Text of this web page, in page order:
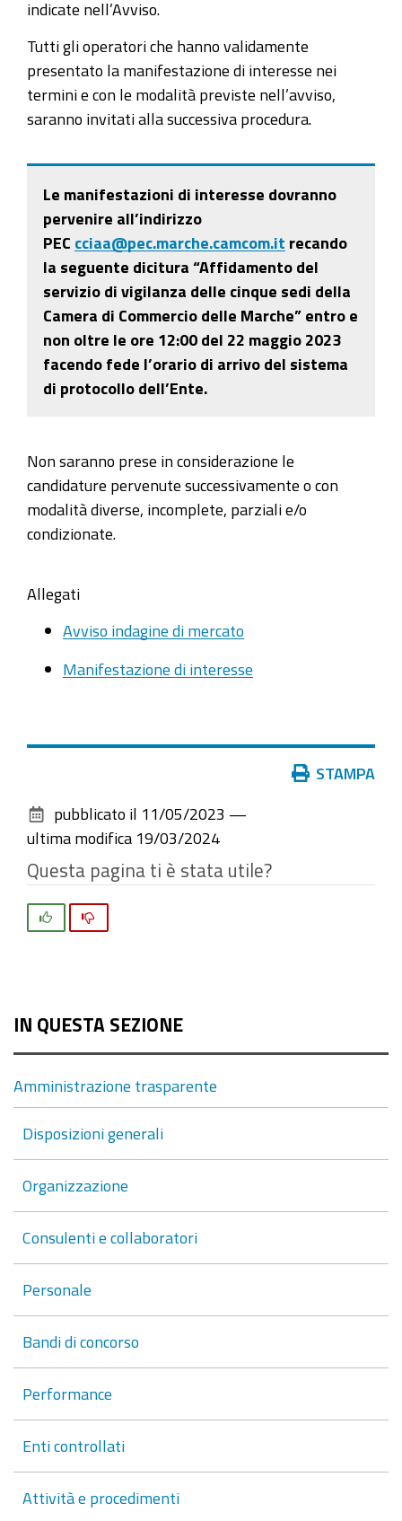
indicate nell’Avviso.
Tutti gli operatori che hanno validamente
presentato la manifestazione di interesse nei
termini e con le modalità previste nell’avviso,
saranno invitati alla successiva procedura.
Le manifestazioni di interesse dovranno
pervenire all’indirizzo
PEC cciaa@pec.marche.camcom.it recando
la seguente dicitura “Affidamento del
servizio di vigilanza delle cinque sedi della
Camera di Commercio delle Marche” entro e
non oltre le ore 12:00 del 22 maggio 2023
facendo fede l’orario di arrivo del sistema
di protocollo dell’Ente.
Non saranno prese in considerazione le
candidature pervenute successivamente o con
modalità diverse, incomplete, parziali e/o
condizionate.
Allegati
Avviso indagine di mercato
Manifestazione di interesse
documento
STAMPA
pubblicato il 11/05/2023 —
ultima modifica 19/03/2024
Questa pagina ti è stata utile?
IN QUESTA SEZIONE
Amministrazione trasparente
Disposizioni generali
Organizzazione
Consulenti e collaboratori
Personale
Bandi di concorso
Performance
Enti controllati
Attività e procedimenti